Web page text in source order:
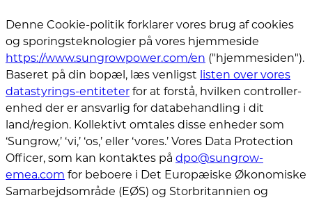
Denne Cookie-politik forklarer vores brug af cookies
og sporingsteknologier på vores hjemmeside
https://www.sungrowpower.com/en ("hjemmesiden").
Baseret på din bopæl, læs venligst listen over vores
datastyrings-entiteter for at forstå, hvilken controller-
enhed der er ansvarlig for databehandling i dit
land/region. Kollektivt omtales disse enheder som
‘Sungrow,’ ‘vi,’ ‘os,’ eller ‘vores.’ Vores Data Protection
Officer, som kan kontaktes på dpo@sungrow-
emea.com for beboere i Det Europæiske Økonomiske
Samarbejdsområde (EØS) og Storbritannien og